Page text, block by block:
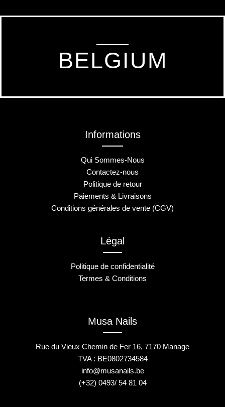
BELGIUM
Informations
Qui Sommes-Nous
Contactez-nous
Politique de retour
Paiements & Livraisons
Conditions générales de vente (CGV)
Légal
Politique de confidentialité
Termes & Conditions
Musa Nails
Rue du Vieux Chemin de Fer 16, 7170 Manage
TVA : BE0802734584
info@musanails.be
(+32) 0493/ 54 81 04